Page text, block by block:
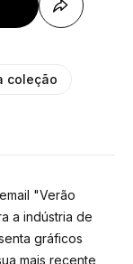
coleção
"Verão
a indústria de
gráficos
mais recente